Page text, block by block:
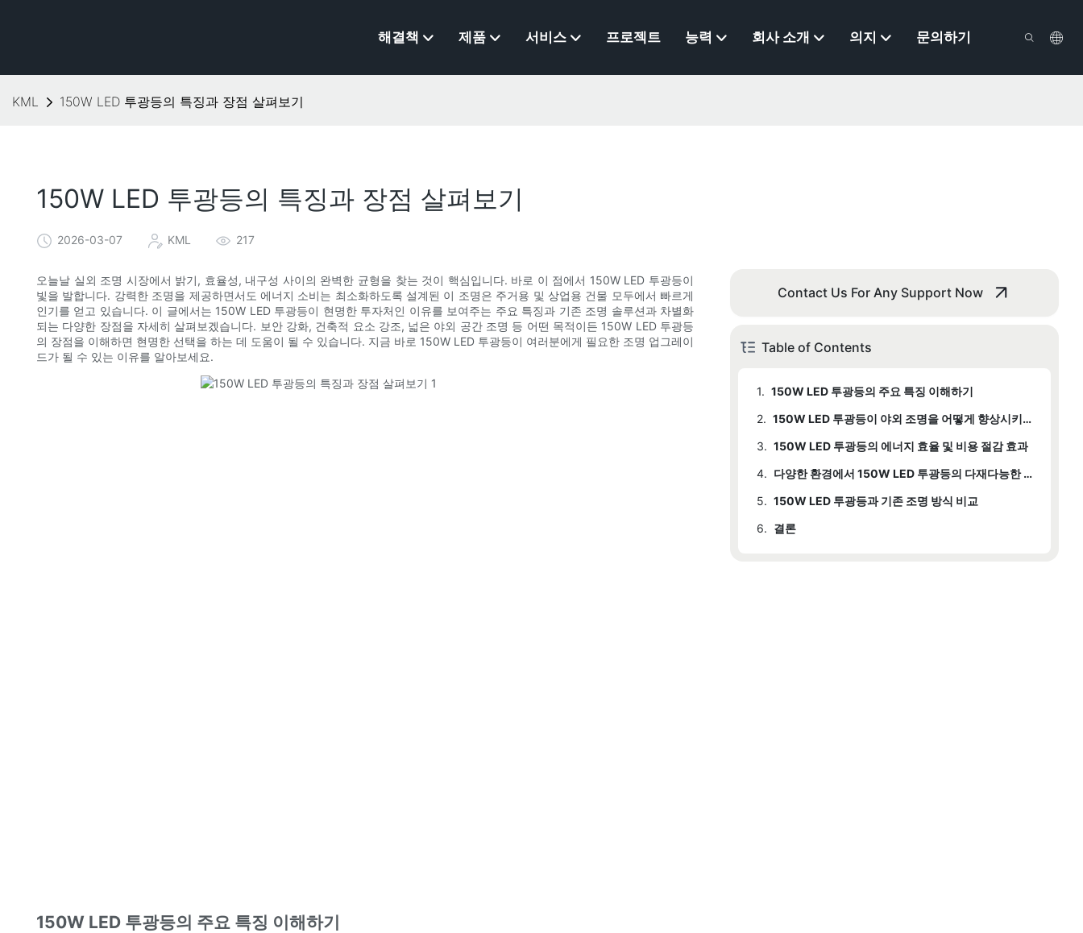
해결책 제품 서비스 프로젝트 능력 회사 소개 의지 문의하기
KML 150W LED 투광등의 특징과 장점 살펴보기
150W LED 투광등의 특징과 장점 살펴보기
2026-03-07 KML 217
오늘날 실외 조명 시장에서 밝기, 효율성, 내구성 사이의 완벽한 균형을 찾는 것이 핵심입니다. 바로 이 점에서 150W LED 투광등이
빛을 발합니다. 강력한 조명을 제공하면서도 에너지 소비는 최소화하도록 설계된 이 조명은 주거용 및 상업용 건물 모두에서 빠르게
인기를 얻고 있습니다. 이 글에서는 150W LED 투광등이 현명한 투자처인 이유를 보여주는 주요 특징과 기존 조명 솔루션과 차별화
되는 다양한 장점을 자세히 살펴보겠습니다. 보안 강화, 건축적 요소 강조, 넓은 야외 공간 조명 등 어떤 목적이든 150W LED 투광등
의 장점을 이해하면 현명한 선택을 하는 데 도움이 될 수 있습니다. 지금 바로 150W LED 투광등이 여러분에게 필요한 조명 업그레이
드가 될 수 있는 이유를 알아보세요.
150W LED 투광등의 주요 특징 이해하기
Contact Us For Any Support Now
Table of Contents
1. 150W LED 투광등의 주요 특징 이해하기
2.
150W LED 투광등이 야외 조명을 어떻게 향상시키는지
3. 150W LED 투광등의 에너지 효율 및 비용 절감 효과
4.
다양한 환경에서 150W LED 투광등의 다재다능한 활용법
5. 150W LED 투광등과 기존 조명 방식 비교
6. 결론